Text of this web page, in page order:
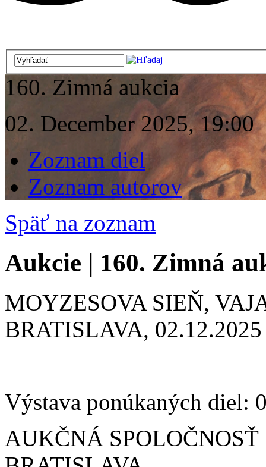
160. Zimná aukcia
02. December 2025, 19:00
Zoznam diel
Zoznam autorov
Späť na zoznam
Aukcie | 160. Zimná
MOYZESOVA SIEŇ,
BRATISLAVA,
Výstava ponúkaných diel:
AUKČNÁ